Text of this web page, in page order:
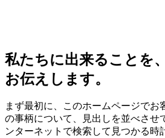
私たちに出来ることを、
お伝えします。
まず最初に、このホームページでお
の事柄について、見出しを並べさせ
ンターネットで検索して見つかる時